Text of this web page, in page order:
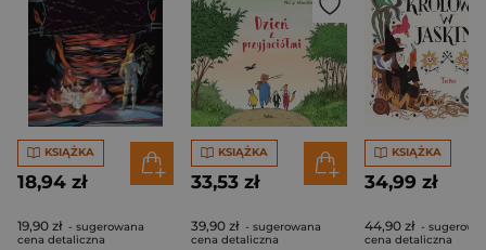
KSIĄŻKA
18,94 zł
19,90 zł - sugerowana
cena detaliczna
KSIĄŻKA
33,53 zł
39,90 zł - sugerowana
cena detaliczna
KSIĄŻKA
34,99 zł
44,90 zł -
cena detaliczna